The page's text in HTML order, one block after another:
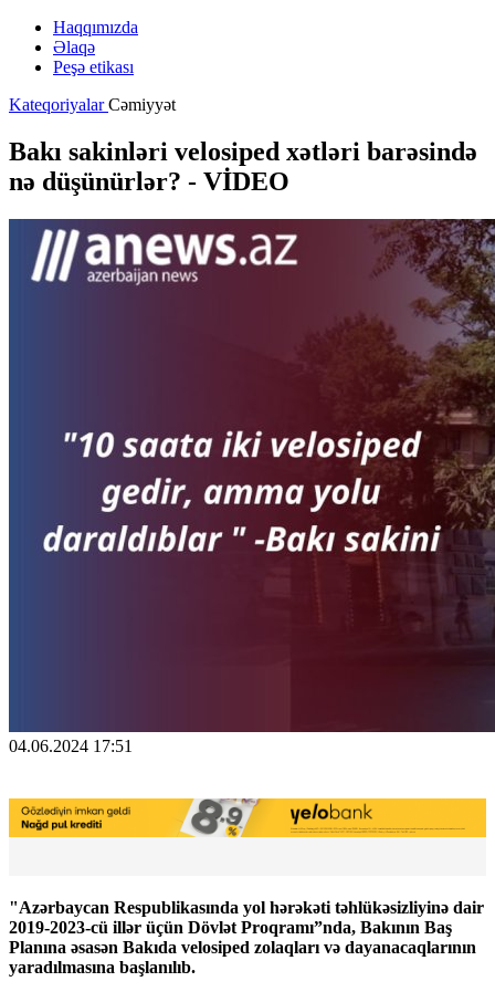
Haqqımızda
Əlaqə
Peşə etikası
KateqoriyalarCəmiyyət
Bakı sakinləri velosiped xətləri barəsində
nə düşünürlər? - VİDEO
04.06.2024 17:51
"Azərbaycan Respublikasında yol hərəkəti təhlükəsizliyinə dair
2019-2023-cü illər üçün Dövlət Proqramı”nda, Bakının Baş
Planına əsasən Bakıda velosiped zolaqları və dayanacaqlarının
yaradılmasına başlanılıb.